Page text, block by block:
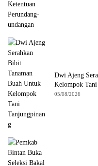
Dwi Ajeng
Kelompok
05/08/2026